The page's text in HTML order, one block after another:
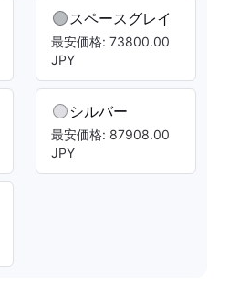
スペースグレイ
最安価格: 73800.00
JPY
シルバー
最安価格: 87908.00
JPY